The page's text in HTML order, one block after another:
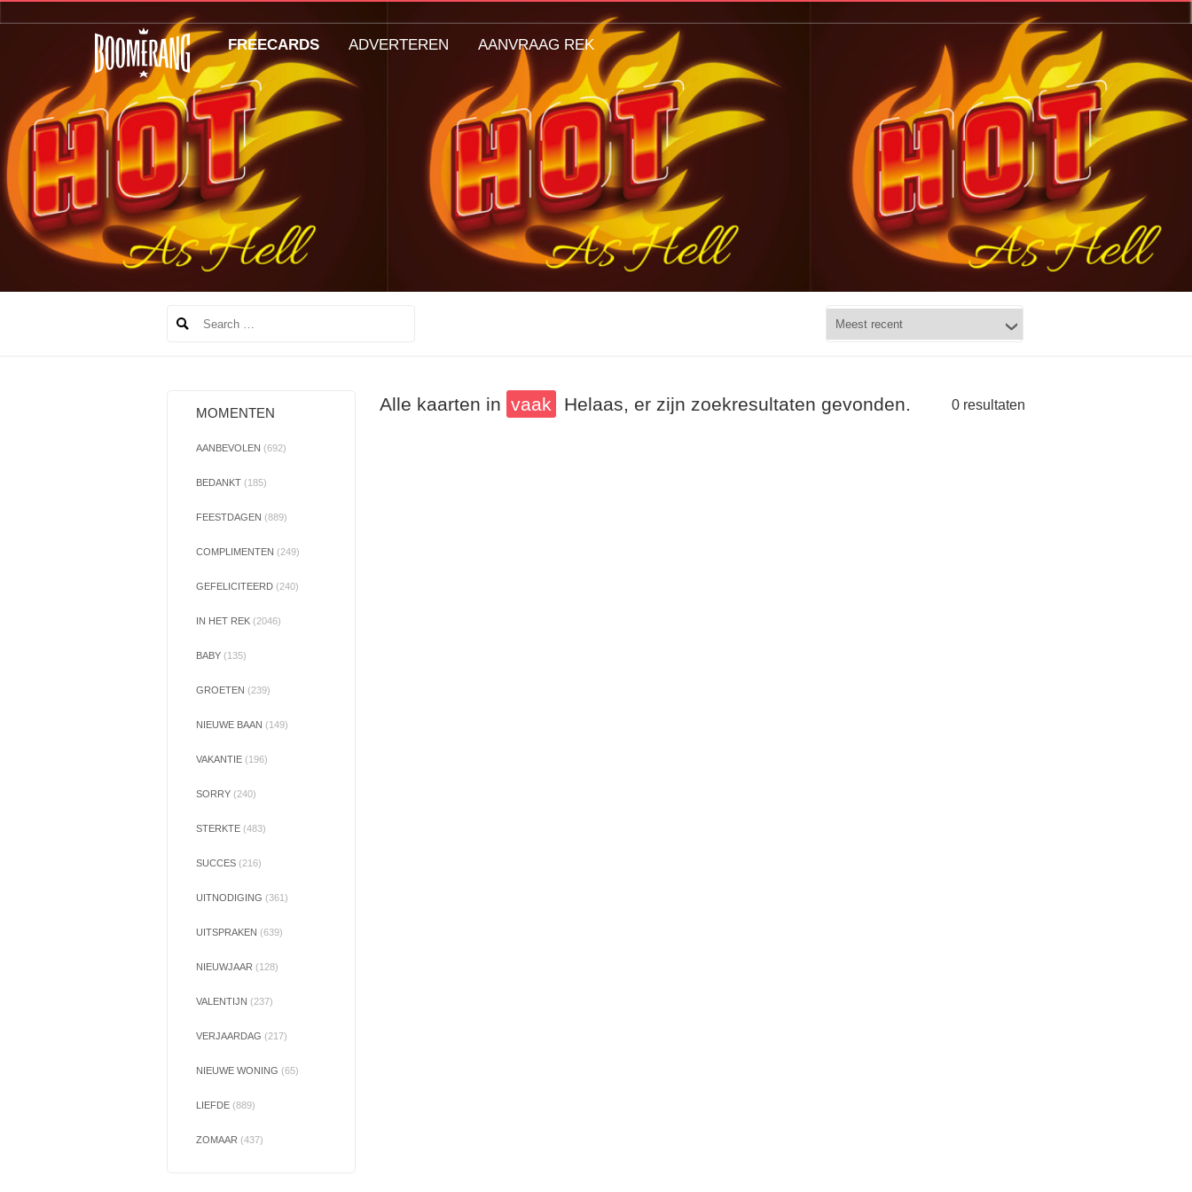
MOMENTEN
AANBEVOLEN (692)
BEDANKT (185)
FEESTDAGEN (889)
COMPLIMENTEN (249)
GEFELICITEERD (240)
IN HET REK (2046)
BABY (135)
GROETEN (239)
NIEUWE BAAN (149)
VAKANTIE (196)
SORRY (240)
STERKTE (483)
SUCCES (216)
UITNODIGING (361)
UITSPRAKEN (639)
NIEUWJAAR (128)
VALENTIJN (237)
VERJAARDAG (217)
NIEUWE WONING (65)
LIEFDE (889)
ZOMAAR (437)
Alle kaarten in vaak 0 resultaten
Helaas, er zijn zoekresultaten gevonden.
FREECARDS ADVERTEREN AANVRAAG REK